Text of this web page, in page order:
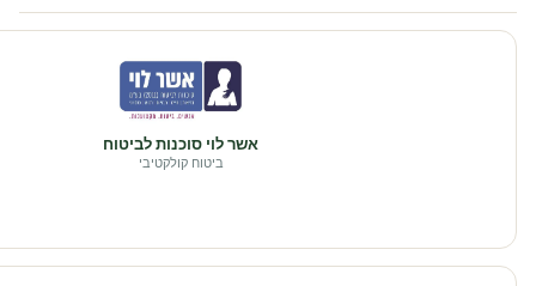
אשר לוי סוכנות לביטוח
ביטוח קולקטיבי